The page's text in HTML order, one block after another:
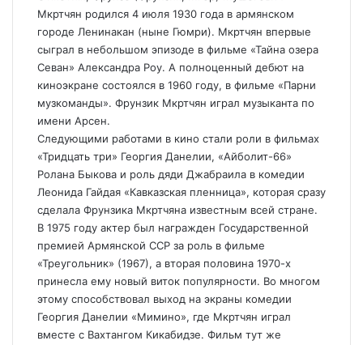
Мкртчян родился 4 июля 1930 года в армянском
городе Ленинакан (ныне Гюмри). Мкртчян впервые
сыграл в небольшом эпизоде в фильме «Тайна озера
Севан» Александра Роу. А полноценный дебют на
киноэкране состоялся в 1960 году, в фильме «Парни
музкоманды». Фрунзик Мкртчян играл музыканта по
имени Арсен.
Следующими работами в кино стали роли в фильмах
«Тридцать три» Георгия Данелии, «Айболит-66»
Ролана Быкова и роль дяди Джабраила в комедии
Леонида Гайдая «Кавказская пленница», которая сразу
сделала Фрунзика Мкртчяна известным всей стране.
В 1975 году актер был награжден Государственной
премией Армянской ССР за роль в фильме
«Треугольник» (1967), а вторая половина 1970-х
принесла ему новый виток популярности. Во многом
этому способствовал выход на экраны комедии
Георгия Данелии «Мимино», где Мкртчян играл
вместе с Вахтангом Кикабидзе. Фильм тут же